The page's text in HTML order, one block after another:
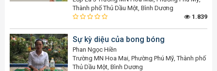
Thành phố Thủ Dầu Một, Bình Dương
1.839
Sự kỳ diệu của bong bóng
Phan Ngọc Hiền
Trường MN Hoa Mai, Phường Phú Mỹ, Thành phố
Thủ Dầu Một, Bình Dương